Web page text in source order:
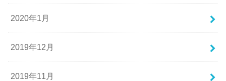
2020年1月
2019年12月
2019年11月